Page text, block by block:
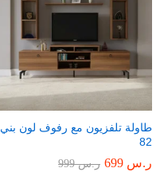
طاولة تلفزيون مع رفوف لون بني
82
ر.س ر.س999